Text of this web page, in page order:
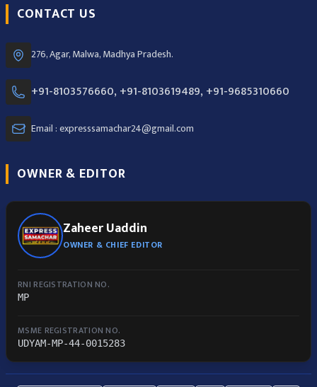
CONTACT US
276, Agar, Malwa, Madhya Pradesh.
+91-8103576660, +91-8103619489, +91-9685310660
Email : expresssamachar24@gmail.com
OWNER & EDITOR
Zaheer Uaddin
OWNER & CHIEF EDITOR
RNI REGISTRATION NO.
MP
MSME REGISTRATION NO.
UDYAM-MP-44-0015283